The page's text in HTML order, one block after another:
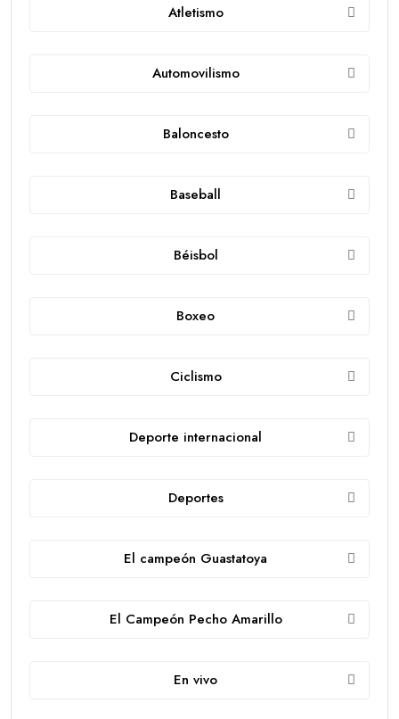
Atletismo
Automovilismo
Baloncesto
Baseball
Béisbol
Boxeo
Ciclismo
Deporte internacional
Deportes
El campeón Guastatoya
El Campeón Pecho Amarillo
En vivo